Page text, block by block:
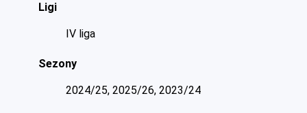
Ligi
IV liga
Sezony
2024/25, 2025/26, 2023/24